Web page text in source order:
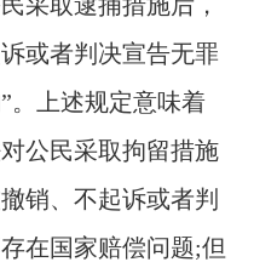
或者判决宣告无罪
。上述规定意味着
公民采取拘留措施
销、不起诉或者判
在国家赔偿问题;但